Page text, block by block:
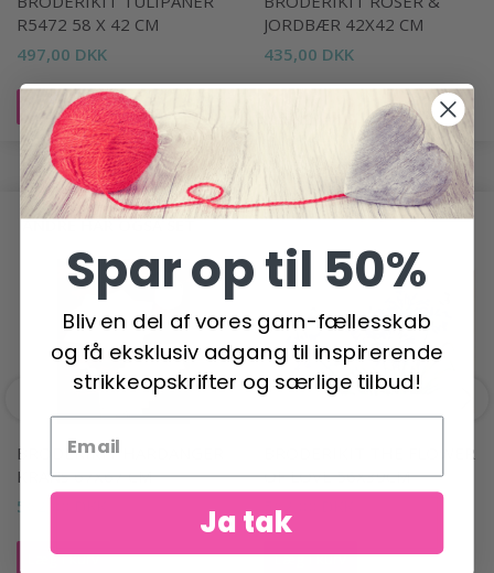
R5472 58 X 42 CM
497,00 DKK
Læg i kurv
JORDBÆR 42X42 CM
435,00 DKK
ANDRE HAR OGSÅ SET
BRODERIKIT HARDANGER
KRANS 67X67 CM
562,00 DKK
Læg i kurv
BRODERIKIT THE FLOWER
OF LOVE 56X39CM
562,00 DKK
Læg i kurv
Spar op til 50%
Bliv en del af vores garn-fællesskab
og få eksklusiv adgang til inspirerende
strikkeopskrifter og særlige tilbud!
Ja tak